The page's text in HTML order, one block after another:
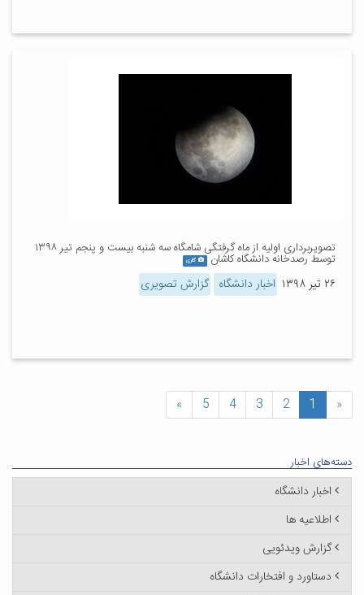
تصویربرداری اولیه از ماه گرفتگی شامگاه سه شنبه بیست و پنجم تیر ۱۳۹۸
توسط رصدخانه دانشگاه کاشان گالری
۲۶ تیر ۱۳۹۸ اخبار دانشگاه گزارش تصویری
«
1
2
3
4
5
»
دسته‌های اخبار
اخبار دانشگاه
اطلاعیه ها
گزارش ویدئویی
دستاورد و افتخارات دانشگاه